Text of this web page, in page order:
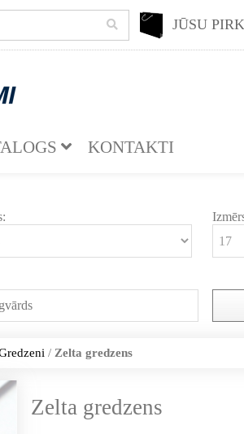
JŪSU
KONTAKTI
/ Zelta gredzens
Zelta gredzens